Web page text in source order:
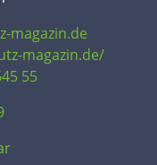
magazin.de
magazin.de/
55